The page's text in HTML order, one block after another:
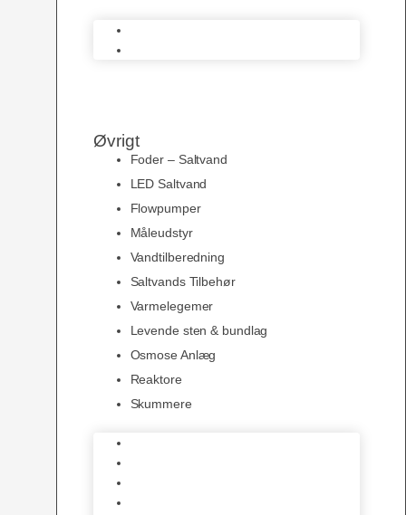
Øvrigt
Foder – Saltvand
LED Saltvand
Flowpumper
Måleudstyr
Vandtilberedning
Saltvands Tilbehør
Varmelegemer
Levende sten & bundlag
Osmose Anlæg
Reaktore
Skummere